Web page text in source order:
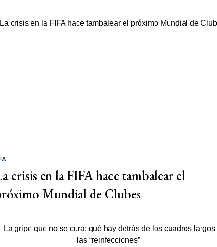
crisis en la FIFA hace tambalear el
Mundial de Clubes